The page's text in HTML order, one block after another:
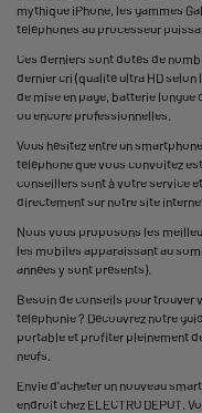
mythique iPhone, les gammes
téléphones au processeur
Ces derniers sont dotés de
dernier cri (qualité ultra HD
de mise en page, batterie
ou encore professionnelles.
Vous hésitez entre un
téléphone que vous convoitez
conseillers sont à votre service
directement sur notre site
Nous vous proposons les
les mobiles apparaissant au
années y sont présents).
Besoin de conseils pour trouver
téléphonie ? Découvrez notre
portable et profiter pleinement
neufs.
Envie d'acheter un nouveau
endroit chez ELECTRO DEPOT.